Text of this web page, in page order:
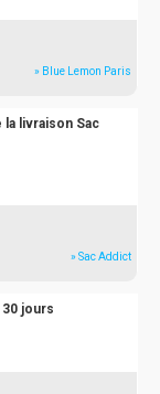
» Blue Lemon Paris
la livraison Sac
» Sac Addict
jours